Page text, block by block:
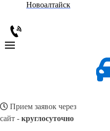
Новоалтайск
Прием заявок через
сайт - круглосуточно